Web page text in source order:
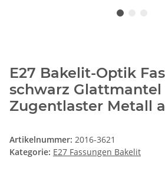
E27 Bakelit-Optik
schwarz
Zugentlaster Metall
Artikelnummer: 2016-3621
Kategorie: E27 Fassungen Bakelit